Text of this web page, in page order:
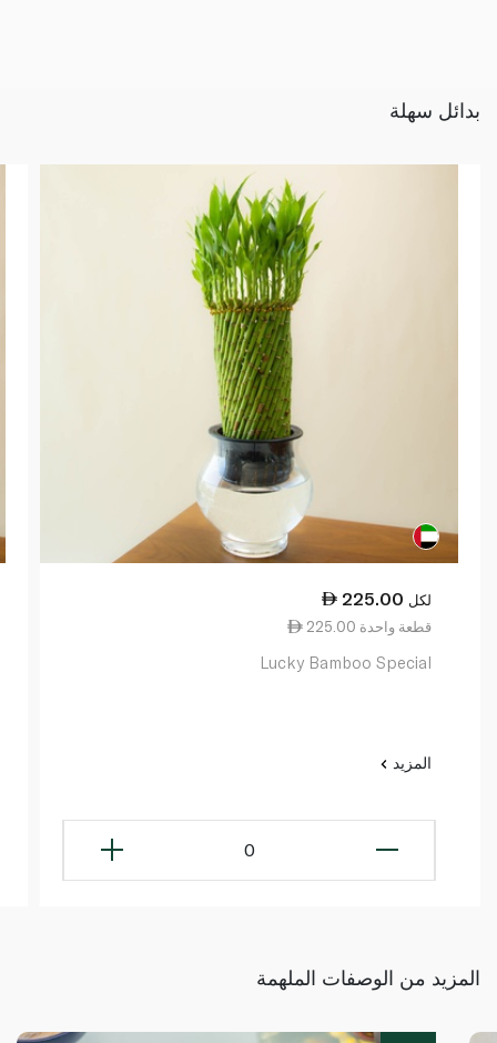
بدائل سهلة
225.00 لكل
225.00 قطعة واحدة
Lucky Bamboo Special
المزيد
0
المزيد من الوصفات الملهمة